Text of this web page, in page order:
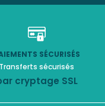
SÉCURISÉS
Transferts sécurisés
cryptage SSL